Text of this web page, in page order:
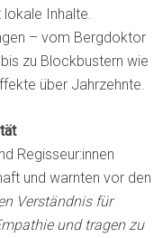
Inhalte.
– vom Bergdoktor
zu Blockbustern wie
über Jahrzehnte.
Regisseur:innen
und warnten vor den
Verständnis für
und tragen zu